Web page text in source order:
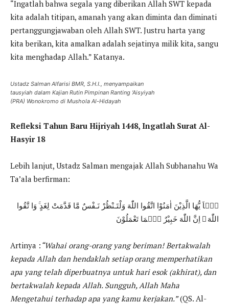
“Ingatlah bahwa segala yang diberikan Allah SWT kepada
kita adalah titipan, amanah yang akan diminta dan diminati
pertanggungjawaban oleh Allah SWT. Justru harta yang
kita berikan, kita amalkan adalah sejatinya milik kita, sangu
kita menghadap Allah.” Katanya.
Ustadz Salman Alfarisi BMR, S.H.I., menyampaikan
tausyiah dalam Kajian Rutin Pimpinan Ranting ‘Aisyiyah
(PRA) Wonokromo di Mushola Al-Hidayah
Refleksi Tahun Baru Hijriyah 1448, Ingatlah Surat Al-
Hasyir 18
Lebih lanjut, Ustadz Salman mengajak Allah Subhanahu Wa
Ta’ala berfirman:
يٰۤاَ يُّهَا الَّذِيْنَ اٰمَنُوْا اتَّقُوا اللّٰهَ وَلْتَـنْظُرْ نَـفْسٌ مَّا قَدَّمَتْ لِغَدٍ ۚ وَا تَّقُوا
اللّٰهَ ۗ اِنَّ اللّٰهَ خَبِيْرٌ بِۢمَا تَعْمَلُوْنَ
Artinya : “Wahai orang-orang yang beriman! Bertakwalah
kepada Allah dan hendaklah setiap orang memperhatikan
apa yang telah diperbuatnya untuk hari esok (akhirat), dan
bertakwalah kepada Allah. Sungguh, Allah Maha
Mengetahui terhadap apa yang kamu kerjakan.”(QS. Al-